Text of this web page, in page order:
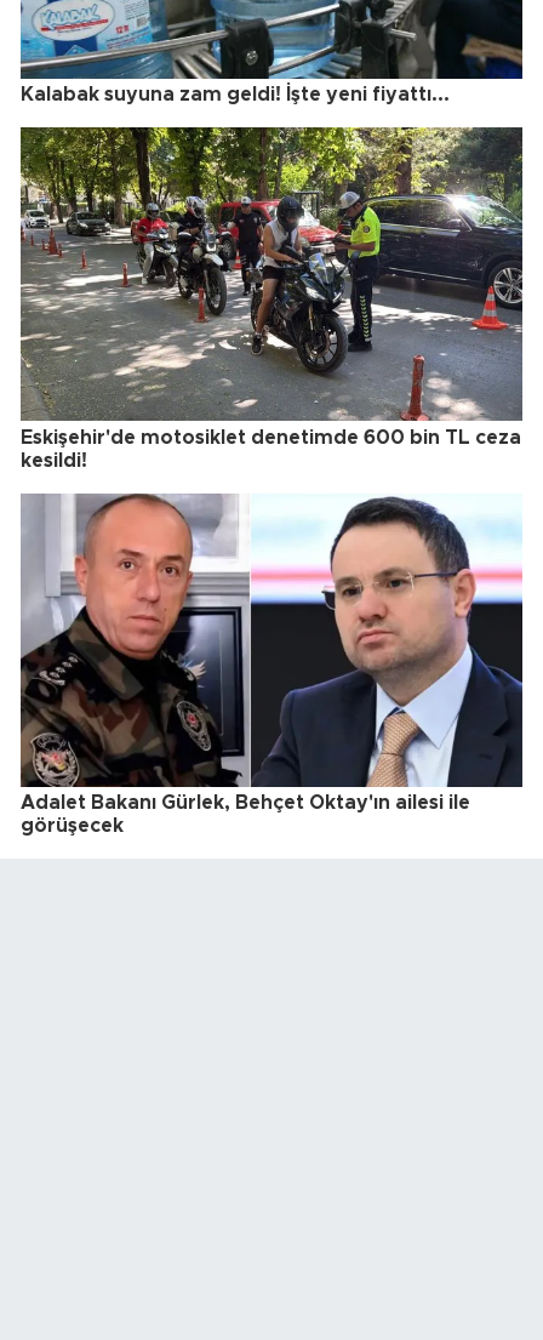
Kalabak suyuna zam geldi! İşte yeni fiyattı...
Eskişehir'de motosiklet denetimde 600 bin TL ceza
kesildi!
Adalet Bakanı Gürlek, Behçet Oktay'ın ailesi ile
görüşecek